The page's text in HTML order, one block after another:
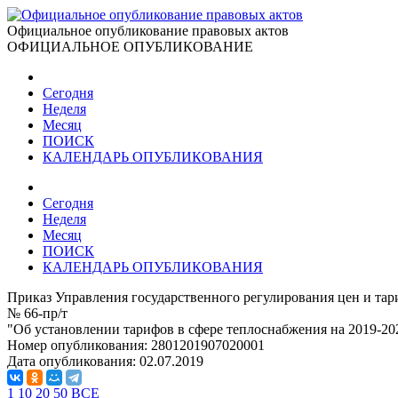
Официальное опубликование правовых актов
ОФИЦИАЛЬНОЕ ОПУБЛИКОВАНИЕ
Сегодня
Неделя
Месяц
ПОИСК
КАЛЕНДАРЬ ОПУБЛИКОВАНИЯ
Сегодня
Неделя
Месяц
ПОИСК
КАЛЕНДАРЬ ОПУБЛИКОВАНИЯ
Приказ Управления государственного регулирования цен и
№ 66-пр/т
"Об установлении тарифов в сфере теплоснабжения на 2019-
Номер опубликования: 2801201907020001
Дата опубликования: 02.07.2019
1 10 20 50 ВСЕ